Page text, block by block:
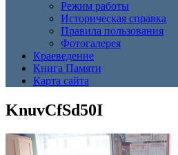
Режим работы
Историческая справка
Правила пользования
Фотогалерея
Краеведение
Книга Памяти
Карта сайта
KnuvCfSd50I